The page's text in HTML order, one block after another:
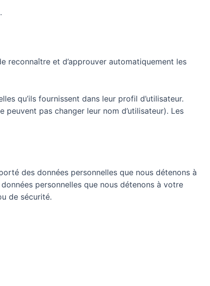
reconnaître et d’approuver automatiquement les
qu’ils fournissent dans leur profil d’utilisateur.
pas changer leur nom d’utilisateur). Les
des données personnelles que nous détenons à
personnelles que nous détenons à votre
de sécurité.